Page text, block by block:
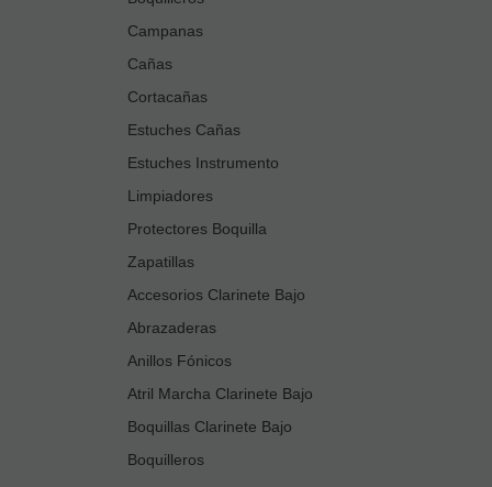
Campanas
Cañas
Cortacañas
Estuches Cañas
Estuches Instrumento
Limpiadores
Protectores Boquilla
Zapatillas
Accesorios Clarinete Bajo
Abrazaderas
Anillos Fónicos
Atril Marcha Clarinete Bajo
Boquillas Clarinete Bajo
Boquilleros